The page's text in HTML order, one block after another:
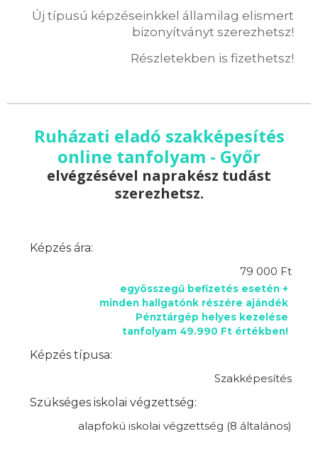
Új típusú képzéseinkkel államilag elismert
bizonyítványt szerezhetsz!
Részletekben is fizethetsz!
Ruházati eladó szakképesítés
online tanfolyam - Győr
elvégzésével naprakész tudást
szerezhetsz.
Képzés ára:
79 000 Ft
egyösszegű befizetés esetén +
minden hallgatónk részére ajándék
Pénztárgép helyes kezelése
tanfolyam 49.990 Ft értékben!
Képzés típusa:
Szakképesítés
Szükséges iskolai végzettség:
alapfokú iskolai végzettség (8 általános)